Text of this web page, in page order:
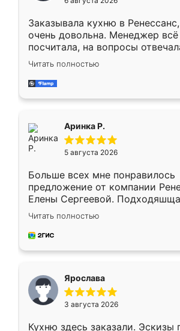
мебели буду заказывать только
Заказывала кухню в
очень довольна. Менеджер
посчитала, на вопросы
Замерщик приехал в субботу,
делу со всей
за день, ребята работали
Читать полностью
Аринка Р.
5 августа 2026
Больше всех мне понравилось
предложение от компании
Елены Сергеевой.
короткие сроки изготовления.
для замера сотрудник
предложил по моему эскизу
Читать полностью
Ярослава
3 августа 2026
Кухню здесь заказали. Эскизы